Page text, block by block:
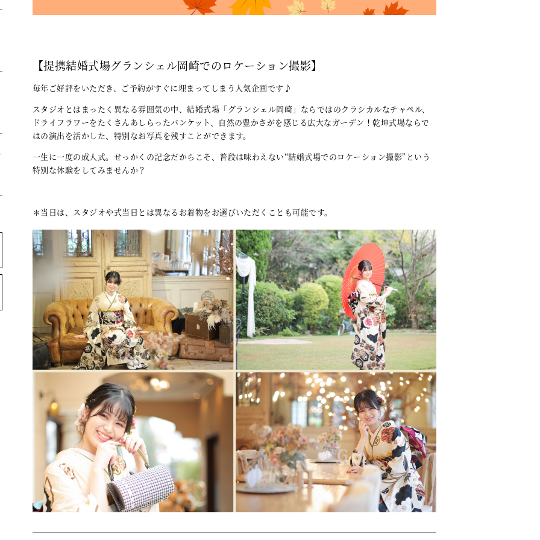
【提携結婚式場グランシェル岡崎でのロケーション撮影】
毎年ご好評をいただき、ご予約がすぐに埋まってしまう人気企画です♪
スタジオとはまったく異なる雰囲気の中、結婚式場「グランシェル岡崎」ならではのクラシカルなチャペル、
ドライフラワーをたくさんあしらったバンケット、自然の豊かさがを感じる広大なガーデン！乾坤式場ならで
はの演出を活かした、特別なお写真を残すことができます。
一生に一度の成人式。せっかくの記念だからこそ、普段は味わえない“結婚式場でのロケーション撮影”という
特別な体験をしてみませんか？
＊当日は、スタジオや式当日とは異なるお着物をお選びいただくことも可能です。